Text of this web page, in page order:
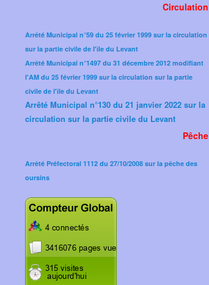
Circulation
Arrêté Municipal n°59 du 25 février 1999 sur la circulation
sur la partie civile de l'île du Levant
Arrêté Municipal n°1497 du 31 décembre 2012 modifiant
l'AM du 25 février 1999 sur la circulation sur la partie
civile de l'île du Levant
Arrêté Municipal n°130 du 21 janvier 2022 sur la
circulation sur la partie civile du Levant
Pêche
Arrêté Préfectoral 1112 du 27/10/2008 sur la pêche des
oursins